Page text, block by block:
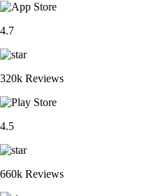
4.7
320k Reviews
4.5
660k Reviews